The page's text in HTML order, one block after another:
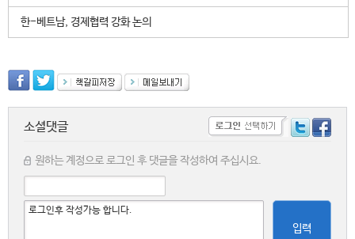
한-베트남, 경제협력 강화 논의
소셜댓글
원하는 계정으로 로그인 후 댓글을 작성하여 주십시요.
입력